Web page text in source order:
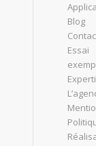
Blog
Essai